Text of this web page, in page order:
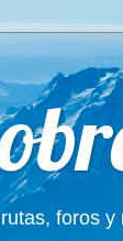
foros